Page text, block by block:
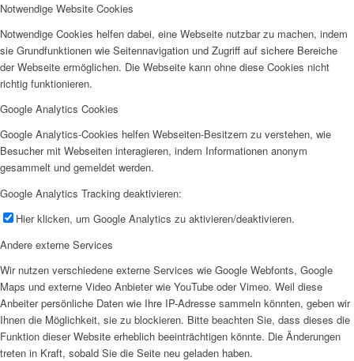
Notwendige Website Cookies
Notwendige Cookies helfen dabei, eine Webseite nutzbar zu machen, indem
sie Grundfunktionen wie Seitennavigation und Zugriff auf sichere Bereiche
der Webseite ermöglichen. Die Webseite kann ohne diese Cookies nicht
richtig funktionieren.
Google Analytics Cookies
Google Analytics-Cookies helfen Webseiten-Besitzern zu verstehen, wie
Besucher mit Webseiten interagieren, indem Informationen anonym
gesammelt und gemeldet werden.
Google Analytics Tracking deaktivieren:
Hier klicken, um Google Analytics zu aktivieren/deaktivieren.
Andere externe Services
Wir nutzen verschiedene externe Services wie Google Webfonts, Google
Maps und externe Video Anbieter wie YouTube oder Vimeo. Weil diese
Anbeiter persönliche Daten wie Ihre IP-Adresse sammeln könnten, geben wir
Ihnen die Möglichkeit, sie zu blockieren. Bitte beachten Sie, dass dieses die
Funktion dieser Website erheblich beeinträchtigen könnte. Die Änderungen
treten in Kraft, sobald Sie die Seite neu geladen haben.